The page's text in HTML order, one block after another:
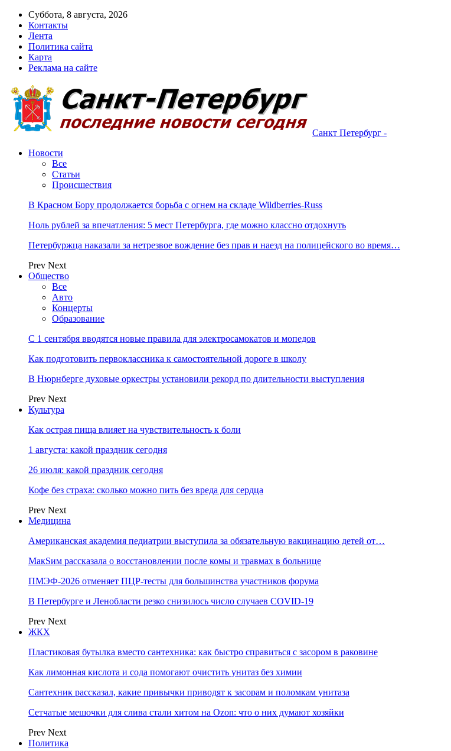
Суббота, 8 августа, 2026
Контакты
Лента
Политика сайта
Карта
Реклама на сайте
Санкт Петербург -
Новости
Все
Статьи
Происшествия
В Красном Бору продолжается борьба с огнем на складе Wildberries-Russ
Ноль рублей за впечатления: 5 мест Петербурга, где можно классно отдохнуть
Петербуржца наказали за нетрезвое вождение без прав и наезд на полицейского во время…
Prev Next
Общество
Все
Авто
Концерты
Образование
С 1 сентября вводятся новые правила для электросамокатов и мопедов
Как подготовить первоклассника к самостоятельной дороге в школу
В Нюрнберге духовые оркестры установили рекорд по длительности выступления
Prev Next
Культура
Как острая пища влияет на чувствительность к боли
1 августа: какой праздник сегодня
26 июля: какой праздник сегодня
Кофе без страха: сколько можно пить без вреда для сердца
Prev Next
Медицина
Американская академия педиатрии выступила за обязательную вакцинацию детей от…
МакSим рассказала о восстановлении после комы и травмах в больнице
ПМЭФ-2026 отменяет ПЦР-тесты для большинства участников форума
В Петербурге и Ленобласти резко снизилось число случаев COVID-19
Prev Next
ЖКХ
Пластиковая бутылка вместо сантехника: как быстро справиться с засором в раковине
Как лимонная кислота и сода помогают очистить унитаз без химии
Сантехник рассказал, какие привычки приводят к засорам и поломкам унитаза
Сетчатые мешочки для слива стали хитом на Ozon: что о них думают хозяйки
Prev Next
Политика